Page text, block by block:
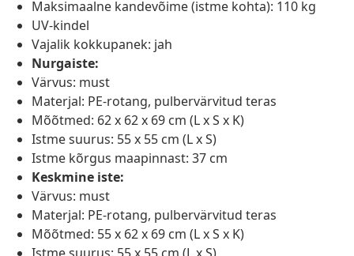
Maksimaalne kandevõime (istme kohta): 110 kg
UV-kindel
Vajalik kokkupanek: jah
Nurgaiste:
Värvus: must
Materjal: PE-rotang, pulbervärvitud teras
Mõõtmed: 62 x 62 x 69 cm (L x S x K)
Istme suurus: 55 x 55 cm (L x S)
Istme kõrgus maapinnast: 37 cm
Keskmine iste:
Värvus: must
Materjal: PE-rotang, pulbervärvitud teras
Mõõtmed: 55 x 62 x 69 cm (L x S x K)